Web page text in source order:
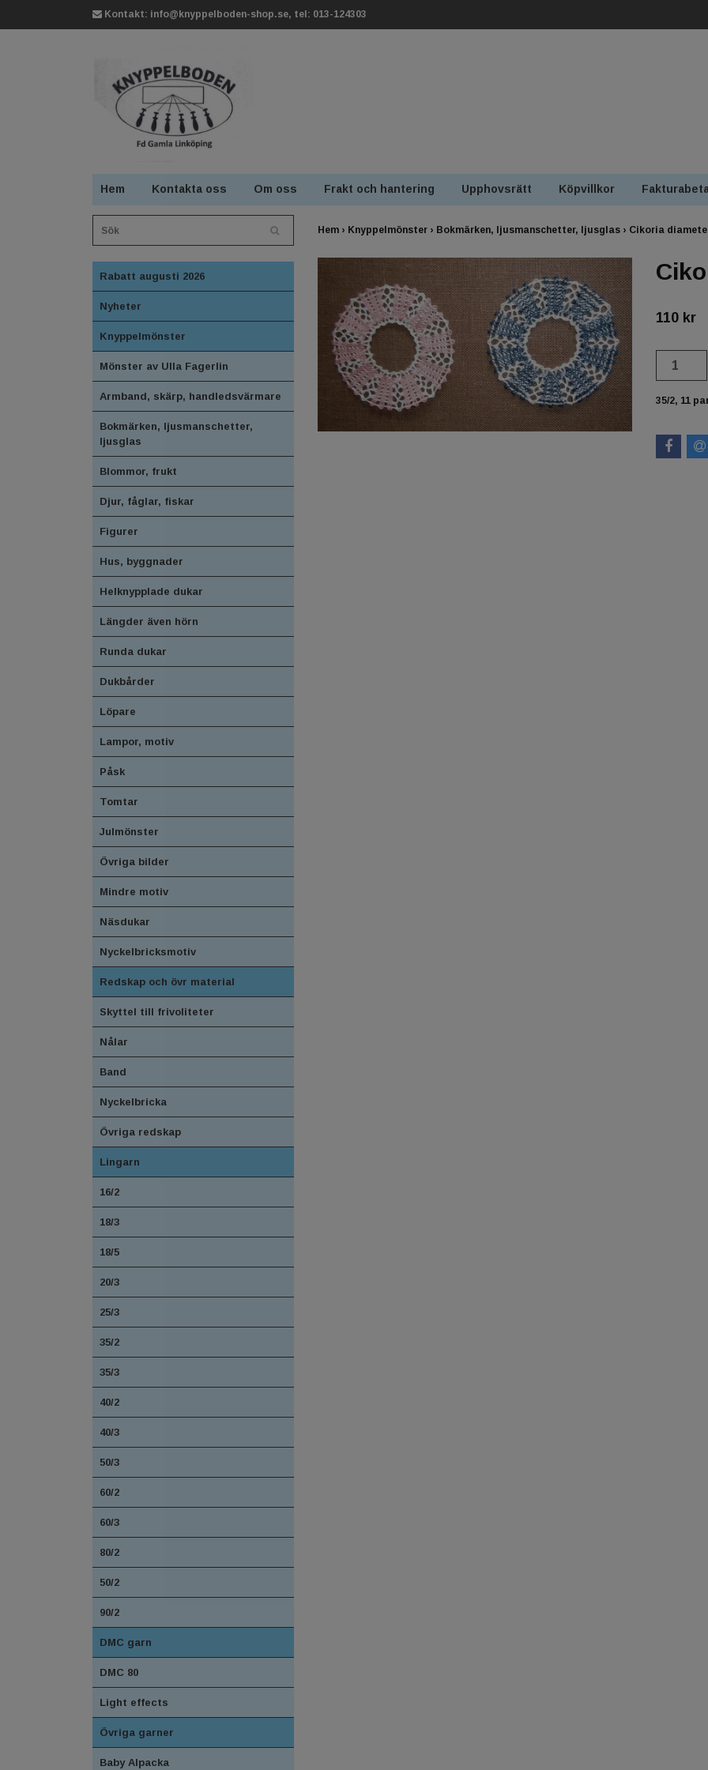
Kontakt: info@knyppelboden-shop.se, tel: 013-124303
Hem Kontakta oss Om oss Frakt och hantering Upphovsrätt Köpvillkor
Rabatt augusti 2026
Nyheter
Knyppelmönster
Mönster av Ulla Fagerlin
Armband, skärp, handledsvärmare
Bokmärken, ljusmanschetter,
ljusglas
Blommor, frukt
Djur, fåglar, fiskar
Figurer
Hus, byggnader
Helknypplade dukar
Längder även hörn
Runda dukar
Dukbårder
Löpare
Lampor, motiv
Påsk
Tomtar
Julmönster
Övriga bilder
Mindre motiv
Näsdukar
Nyckelbricksmotiv
Redskap och övr material
Skyttel till frivoliteter
Nålar
Band
Nyckelbricka
Övriga redskap
Lingarn
16/2
18/3
18/5
20/3
25/3
35/2
35/3
40/2
40/3
50/3
60/2
60/3
80/2
50/2
90/2
DMC garn
DMC 80
Light effects
Övriga garner
Baby Alpacka
Hem › Knyppelmönster › Bokmärken, ljusmanschetter, ljusglas › Cikoria
110 kr
35/2, 11